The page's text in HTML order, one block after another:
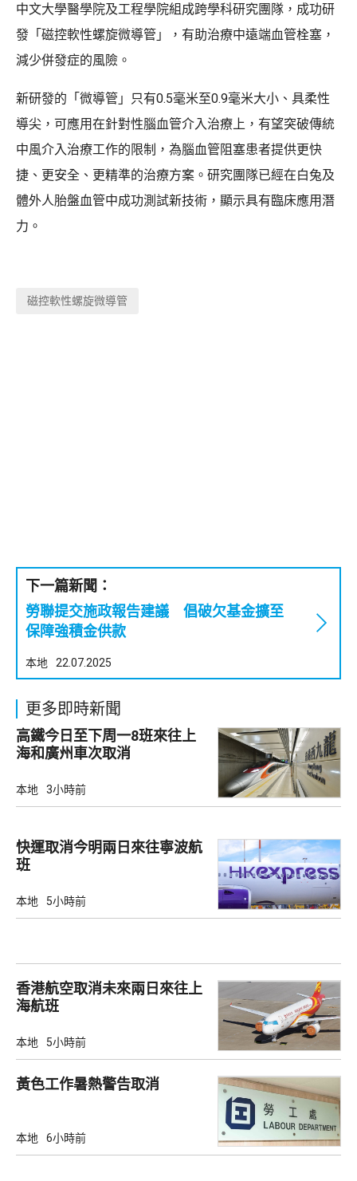
中文大學醫學院及工程學院組成跨學科研究團隊，成功研
發「磁控軟性螺旋微導管」，有助治療中遠端血管栓塞，
減少併發症的風險。
新研發的「微導管」只有0.5毫米至0.9毫米大小、具柔性
導尖，可應用在針對性腦血管介入治療上，有望突破傳統
中風介入治療工作的限制，為腦血管阻塞患者提供更快
捷、更安全、更精準的治療方案。研究團隊已經在白兔及
體外人胎盤血管中成功測試新技術，顯示具有臨床應用潛
力。
磁控軟性螺旋微導管
下一篇新聞：
勞聯提交施政報告建議 倡破欠基金擴至
保障強積金供款
本地 22.07.2025
更多即時新聞
高鐵今日至下周一8班來往上
海和廣州車次取消
本地 3小時前
快運取消今明兩日來往寧波航
班
本地 5小時前
香港航空取消未來兩日來往上
海航班
本地 5小時前
黃色工作暑熱警告取消
本地 6小時前